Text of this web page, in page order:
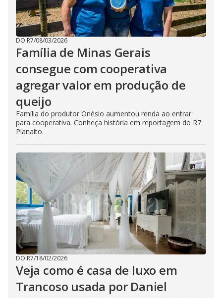
DO R7/08/03/2026
Família de Minas Gerais
consegue com cooperativa
agregar valor em produção de
queijo
Família do produtor Onésio aumentou renda ao entrar
para cooperativa. Conheça história em reportagem do R7
Planalto.
DO R7/18/02/2026
Veja como é casa de luxo em
Trancoso usada por Daniel